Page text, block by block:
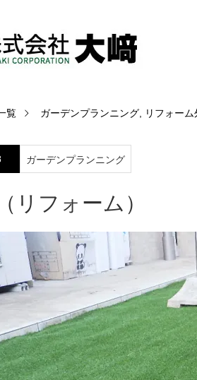
覧 ガーデンプランニング リフォー
ガーデンプランニング
リフォーム）